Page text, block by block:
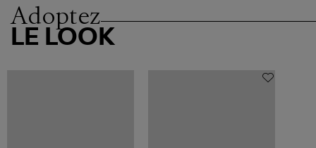
Adoptez
LE LOOK